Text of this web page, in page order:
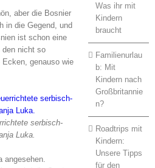
aber die Bosnier
in die Gegend, und
ist schon eine
den nicht so
genauso wie
serbisch-
Luka.
angesehen.
Was ihr mit
Kindern
braucht
Familienurlau
b: Mit
Kindern nach
Großbritannie
n?
Roadtrips mit
Kindern:
Unsere Tipps
für den